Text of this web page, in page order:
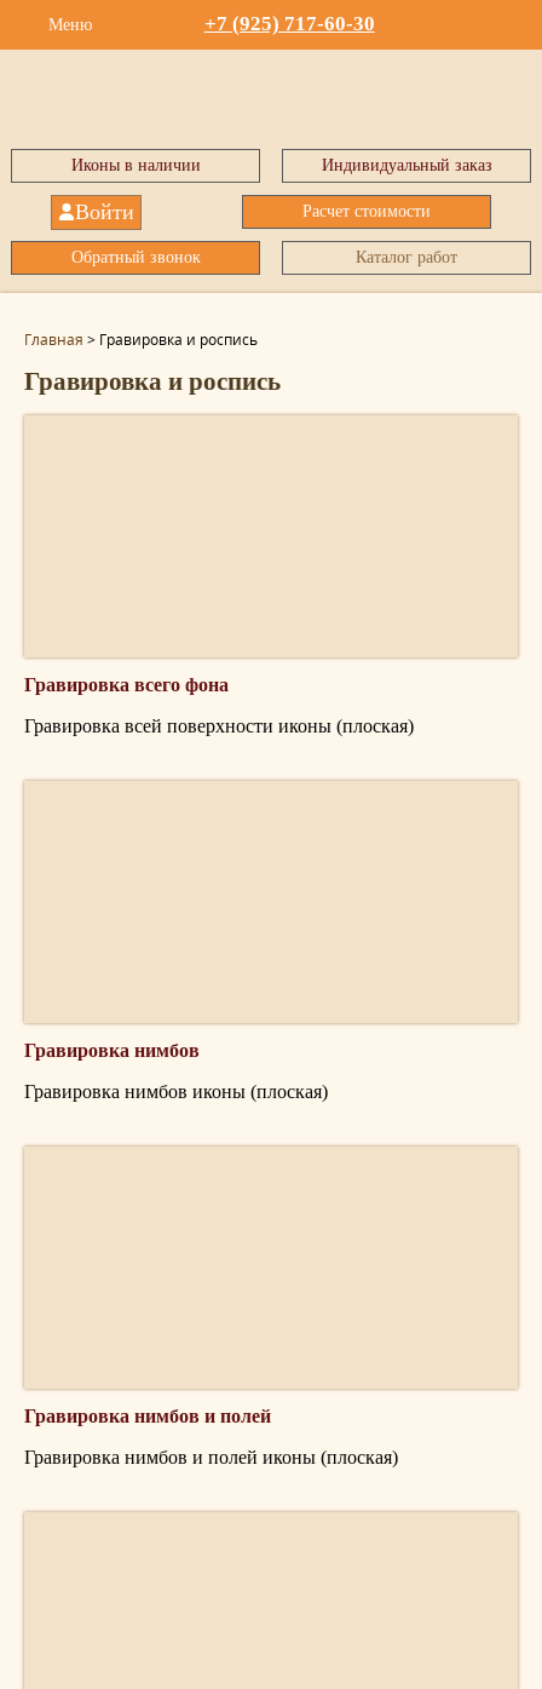
Меню +7 (925) 717-60-30
Иконы в наличии Индивидуальный заказ
Войти Расчет стоимости
Обратный звонок Каталог работ
Главная > Гравировка и роспись
Гравировка и роспись
Гравировка всего фона
Гравировка всей поверхности иконы (плоская)
Гравировка нимбов
Гравировка нимбов иконы (плоская)
Гравировка нимбов и полей
Гравировка нимбов и полей иконы (плоская)